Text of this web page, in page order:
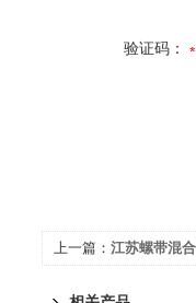
验证码：
上一篇： 江苏螺带混